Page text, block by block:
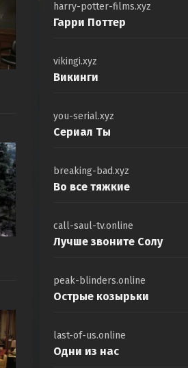
harry-potter-films.xyz
Гарри Поттер
vikingi.xyz
Викинги
you-serial.xyz
Сериал Ты
breaking-bad.xyz
Во все тяжкие
call-saul-tv.online
Лучше звоните Солу
peak-blinders.online
Острые козырьки
last-of-us.online
Одни из нас